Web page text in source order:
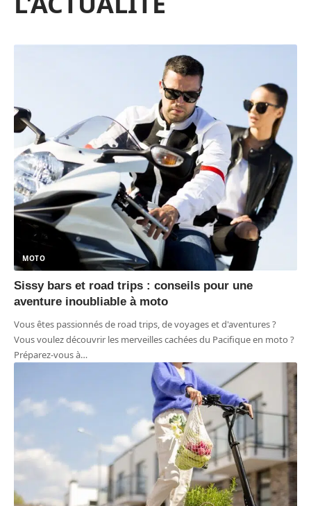
MOTO
Sissy bars et road trips : conseils pour une
aventure inoubliable à moto
Vous êtes passionnés de road trips, de voyages et d'aventures ?
Vous voulez découvrir les merveilles cachées du Pacifique en moto ?
Préparez-vous à…